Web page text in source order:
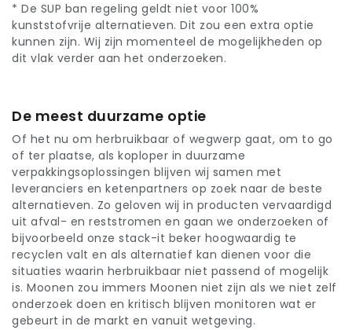
* De SUP ban regeling geldt niet voor 100%
kunststofvrije alternatieven. Dit zou een extra optie
kunnen zijn. Wij zijn momenteel de mogelijkheden op
dit vlak verder aan het onderzoeken.
De meest duurzame optie
Of het nu om herbruikbaar of wegwerp gaat, om to go
of ter plaatse, als koploper in duurzame
verpakkingsoplossingen blijven wij samen met
leveranciers en ketenpartners op zoek naar de beste
alternatieven. Zo geloven wij in producten vervaardigd
uit afval- en reststromen en gaan we onderzoeken of
bijvoorbeeld onze stack-it beker hoogwaardig te
recyclen valt en als alternatief kan dienen voor die
situaties waarin herbruikbaar niet passend of mogelijk
is. Moonen zou immers Moonen niet zijn als we niet zelf
onderzoek doen en kritisch blijven monitoren wat er
gebeurt in de markt en vanuit wetgeving.